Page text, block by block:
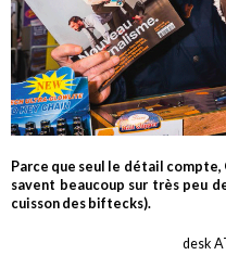
Parce que seul le détail compte,
savent beaucoup sur très peu
cuisson des biftecks).
desk